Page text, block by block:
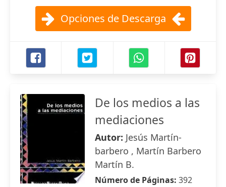
Opciones de Descarga
De los medios a las
mediaciones
Autor: Jesús Martín-
barbero , Martín Barbero
Martín B.
Número de Páginas: 392